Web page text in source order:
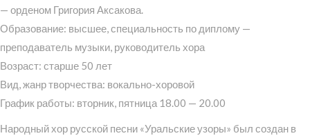
— орденом Григория Аксакова.
Образование: высшее, специальность по диплому —
преподаватель музыки, руководитель хора
Возраст: старше 50 лет
Вид, жанр творчества: вокально-хоровой
График работы: вторник, пятница 18.00 — 20.00
Народный хор русской песни «Уральские узоры» был создан в